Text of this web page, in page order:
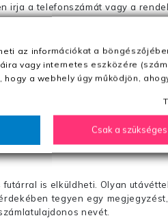
a telefonszámát vagy a
!!
sms-ben történő megerősítésétől
is elküldheti. Olyan
tegyen egy
nevét.
az információkat a
vagy internetes eszközére
a webhely úgy működjön,
Csak a